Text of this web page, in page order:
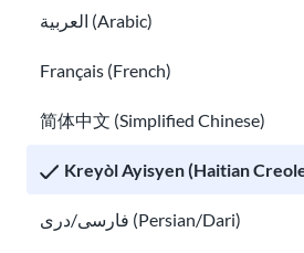
العربية (Arabic)
Français (French)
简体中文 (Simplified Chinese)
Kreyòl Ayisyen (Haitian
فارسی/دری (Persian/Dari)
Règleman sou enfòmasyon prive
Ou kapab pou kopye ak redistribiye
kapab bay yon kredi ki apwopriye, nou